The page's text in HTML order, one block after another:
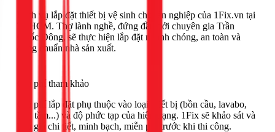
Dịch vụ lắp đặt thiết bị vệ sinh chuyên nghiệp của 1Fix.vn tại
TPHCM. Thợ lành nghề, đứng đầu bởi chuyên gia Trần
Quốc Đông, sẽ thực hiện lắp đặt nhanh chóng, an toàn và
đúng chuẩn nhà sản xuất.
Chi phí tham khảo
Chi phí lắp đặt phụ thuộc vào loại thiết bị (bồn cầu, lavabo,
bồn tắm...) và độ phức tạp của hiện trạng. 1Fix sẽ khảo sát và
báo giá chi tiết, minh bạch, miễn phí trước khi thi công.